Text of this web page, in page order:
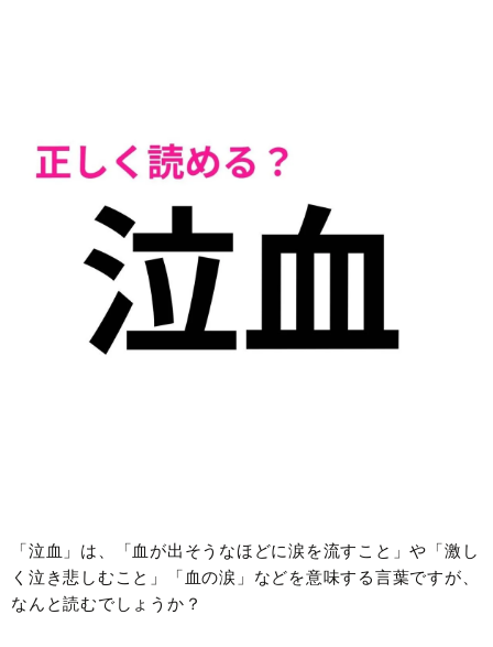
「泣血」は、「血が出そうなほどに涙を流すこと」や「激し
く泣き悲しむこと」「血の涙」などを意味する言葉ですが、
なんと読むでしょうか？